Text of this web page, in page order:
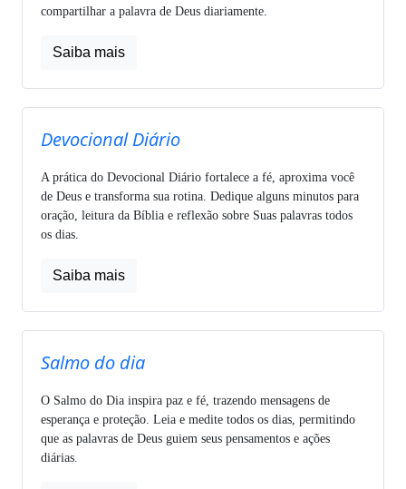
compartilhar a palavra de Deus diariamente.
Saiba mais
Devocional Diário
A prática do Devocional Diário fortalece a fé, aproxima você
de Deus e transforma sua rotina. Dedique alguns minutos para
oração, leitura da Bíblia e reflexão sobre Suas palavras todos
os dias.
Saiba mais
Salmo do dia
O Salmo do Dia inspira paz e fé, trazendo mensagens de
esperança e proteção. Leia e medite todos os dias, permitindo
que as palavras de Deus guiem seus pensamentos e ações
diárias.